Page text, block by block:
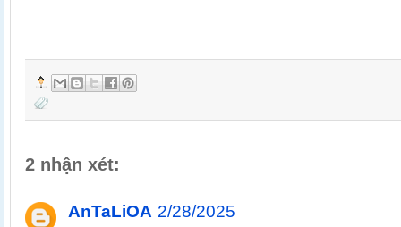
2 nhận xét:
AnTaLiOA 2/28/2025